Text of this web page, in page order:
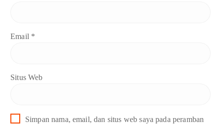
Email *
Situs Web
Simpan nama, email, dan situs web saya pada peramban